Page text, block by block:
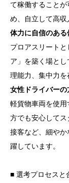
て稼働すること
め、自立して高収
体力に自信のあ
プロアスリート
ア」を築く場と
理能力、集中力を
女性ドライバーの
軽貨物車両を使
方でも安心して
接客など、細や
躍しています。
■ 選考プロセスと